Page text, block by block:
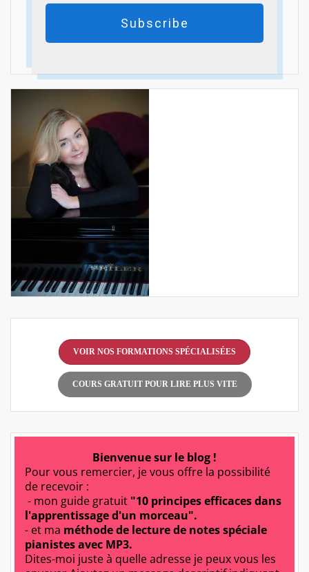
Subscribe
VOIR NOS FORMATIONS SPÉCIALISÉES
COURS GRATUIT POUR LIRE PLUS VITE